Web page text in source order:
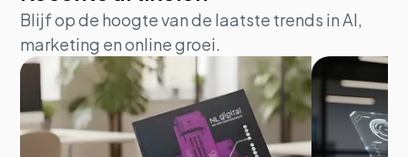
Blijf op de hoogte van de laatste trends in AI,
marketing en online groei.